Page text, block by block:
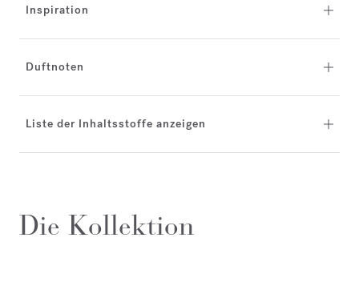
Inspiration
Duftnoten
Liste der Inhaltsstoffe anzeigen
Die Kollektion